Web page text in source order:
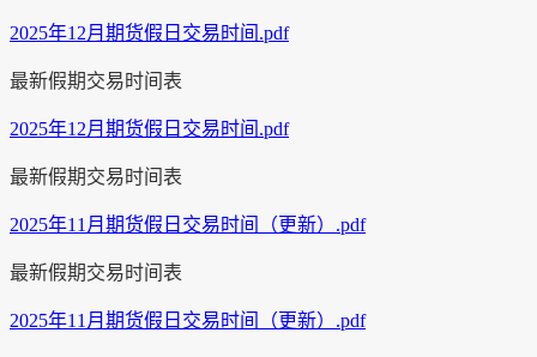
2025年12月期货假日交易时间.pdf
最新假期交易时间表
2025年12月期货假日交易时间.pdf
最新假期交易时间表
2025年11月期货假日交易时间（更新）.pdf
最新假期交易时间表
2025年11月期货假日交易时间（更新）.pdf